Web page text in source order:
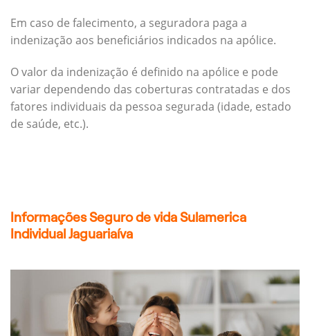
Em caso de falecimento, a seguradora paga a
indenização aos beneficiários indicados na apólice.
O valor da indenização é definido na apólice e pode
variar dependendo das coberturas contratadas e dos
fatores individuais da pessoa segurada (idade, estado
de saúde, etc.).
Informações Seguro de vida Sulamerica
Individual Jaguariaíva